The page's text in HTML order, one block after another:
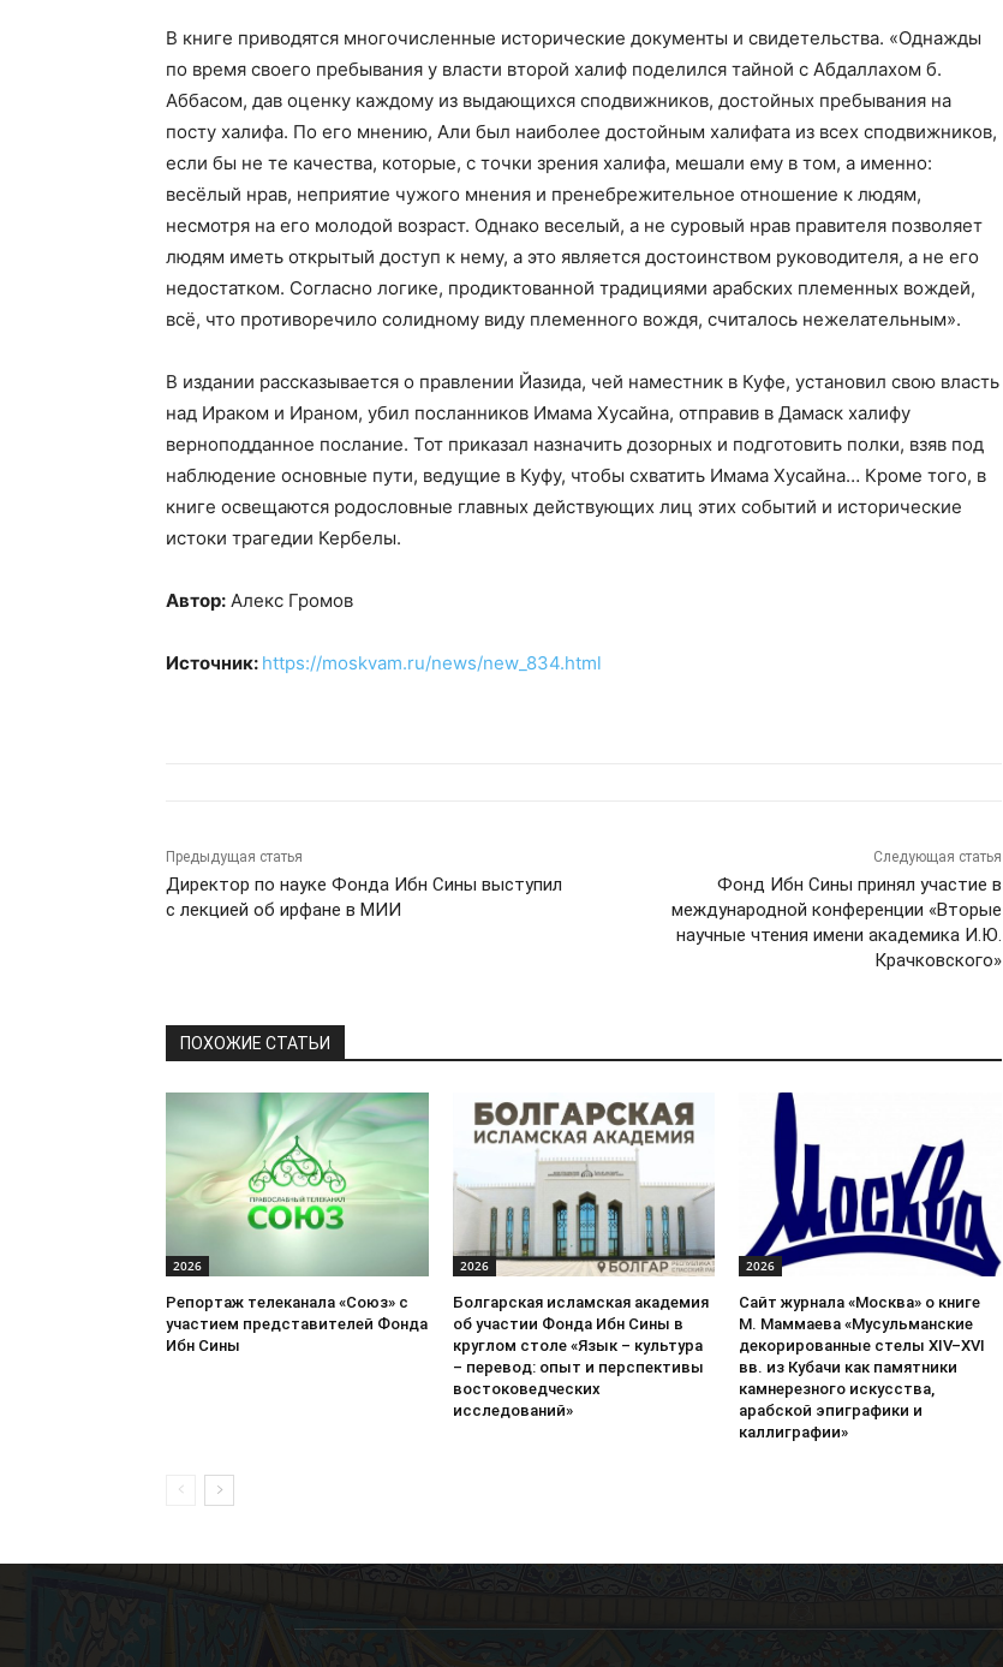
В книге приводятся многочисленные исторические документы и свидетельства. «Однажды
по время своего пребывания у власти второй халиф поделился тайной с Абдаллахом б.
Аббасом, дав оценку каждому из выдающихся сподвижников, достойных пребывания на
посту халифа. По его мнению, Али был наиболее достойным халифата из всех сподвижников,
если бы не те качества, которые, с точки зрения халифа, мешали ему в том, а именно:
весёлый нрав, неприятие чужого мнения и пренебрежительное отношение к людям,
несмотря на его молодой возраст. Однако веселый, а не суровый нрав правителя позволяет
людям иметь открытый доступ к нему, а это является достоинством руководителя, а не его
недостатком. Согласно логике, продиктованной традициями арабских племенных вождей,
всё, что противоречило солидному виду племенного вождя, считалось нежелательным».
В издании рассказывается о правлении Йазида, чей наместник в Куфе, установил свою власть
над Ираком и Ираном, убил посланников Имама Хусайна, отправив в Дамаск халифу
верноподданное послание. Тот приказал назначить дозорных и подготовить полки, взяв под
наблюдение основные пути, ведущие в Куфу, чтобы схватить Имама Хусайна… Кроме того, в
книге освещаются родословные главных действующих лиц этих событий и исторические
истоки трагедии Кербелы.
Автор: Алекс Громов
Источник: https://moskvam.ru/news/new_834.html
Предыдущая статья
Директор по науке Фонда Ибн Сины выступил
с лекцией об ирфане в МИИ
Следующая статья
Фонд Ибн Сины принял участие в
международной конференции «Вторые
научные чтения имени академика И.Ю.
Крачковского»
ПОХОЖИЕ СТАТЬИ
2026
Репортаж телеканала «Союз» с
участием представителей Фонда
Ибн Сины
2026
Болгарская исламская академия
об участии Фонда Ибн Сины в
круглом столе «Язык – культура
– перевод: опыт и перспективы
востоковедческих
исследований»
2026
Сайт журнала «Москва» о книге
М. Маммаева «Мусульманские
декорированные стелы XIV–XVI
вв. из Кубачи как памятники
камнерезного искусства,
арабской эпиграфики и
каллиграфии»